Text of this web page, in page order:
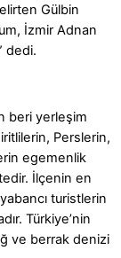
Gülbin
İzmir Adnan
dedi.
beri yerleşim
Perslerin,
egemenlik
İlçenin en
turistlerin
Türkiye’nin
ve berrak denizi